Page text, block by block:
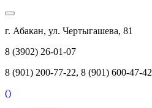
г. Абакан, ул. Чертыгашева, 81
8 (3902) 26-01-07
8 (901) 200-77-22, 8 (901) 600-47-42
()